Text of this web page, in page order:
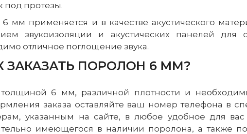
под протезы.
применяется и в качестве акустического
звукоизоляции и акустических панелей для
отличное поглощение звука.
ЗАКАЗАТЬ ПОРОЛОН 6 ММ?
толщиной 6 мм, различной плотности и
заказа оставляйте ваш номер телефона в
указанным на сайте, в любое удобное для
имеющегося в наличии поролона, а также